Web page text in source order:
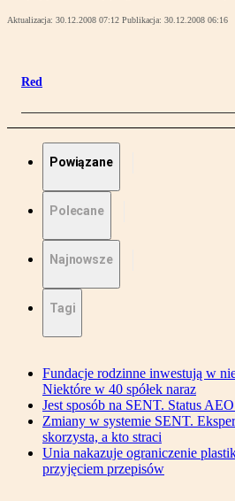
Aktualizacja: 30.12.2008 07:12 Publikacja: 30.12.2008 06:16
Red
Powiązane
Polecane
Najnowsze
Tagi
Fundacje rodzinne inwestują w
Niektóre w 40 spółek naraz
Jest sposób na SENT. Status
Zmiany w systemie SENT.
skorzysta, a kto straci
Unia nakazuje ograniczenie
przyjęciem przepisów